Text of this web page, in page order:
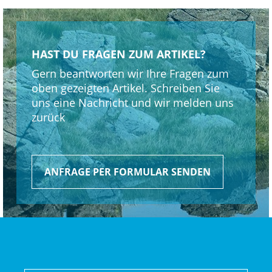
Schaltwerk hinten: Shimano XT M8100, langer Käfig
Kurbelsatz: e*thirteen e*spec Plus, 160 mm
Kurbelarmlänge
Kassette: Shimano XT M8200, 10-51 Z., 12fach
Kette: Shimano Ultegra/XT M8100
Lenker: Race Face ERA, Carbon, 35 mm, 27,5 mm Rise,
800 mm Breite
Lenkervorbau: Bontrager Elite, 35 mm, 0 Grad, 45 mm
Lenkerband Griffe: Trek Line Elite, Schraubklemmung
HAST DU FRAGEN ZUM ARTIKEL?
Gern beantworten wir Ihre Fragen zum
oben gezeigten Artikel. Schreiben Sie
uns eine Nachricht und wir melden uns
zurück
ANFRAGE PER FORMULAR SENDEN